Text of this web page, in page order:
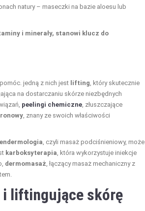
natury – maseczki na bazie aloesu lub
i minerały, stanowi klucz do
jedną z nich jest lifting , który skutecznie
na dostarczaniu skórze niezbędnych
peelingi chemiczne , złuszczające
, znany ze swoich właściwości
endermologia , czyli masaż podciśnieniowy, może
karboksyterapia , która wykorzystuje iniekcje
dermomasaż , łączący masaż mechaniczny z
i liftingujące skórę